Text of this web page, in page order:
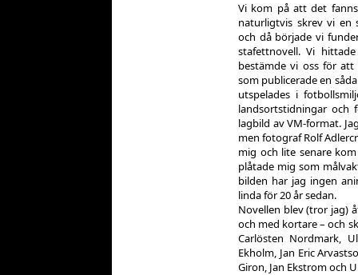
Vi kom på att det
naturligtvis skrev vi en
och då började vi
stafettnovell. Vi
bestämde vi oss för
som publicerade en
utspelades i
landsortstidningar och
lagbild av VM-format.
men fotograf Rolf
mig och lite senare
plåtade mig som
bilden har jag ingen
linda för 20 år sedan.
Novellen blev (tror jag)
och med kortare – och
Carlösten Nordmark,
Ekholm, Jan Eric
Giron, Jan Ekstrom och